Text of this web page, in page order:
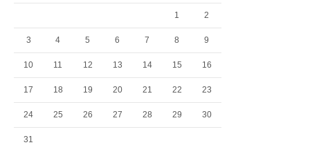
1 2
3 4 5 6 7 8 9
10 11 12 13 14 15 16
17 18 19 20 21 22 23
24 25 26 27 28 29 30
31